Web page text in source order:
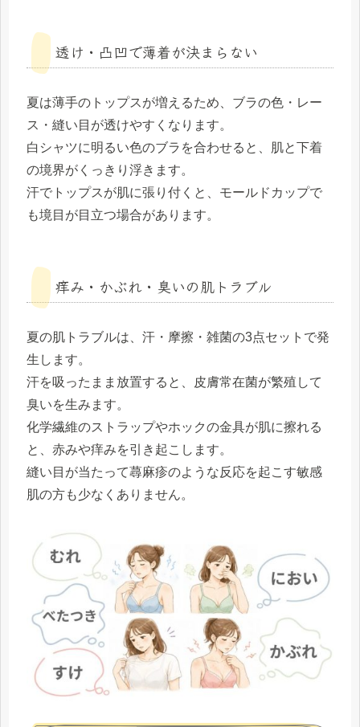
透け・凸凹で薄着が決まらない
夏は薄手のトップスが増えるため、ブラの色・レー
ス・縫い目が透けやすくなります。
白シャツに明るい色のブラを合わせると、肌と下着
の境界がくっきり浮きます。
汗でトップスが肌に張り付くと、モールドカップで
も境目が目立つ場合があります。
痒み・かぶれ・臭いの肌トラブル
夏の肌トラブルは、汗・摩擦・雑菌の3点セットで発
生します。
汗を吸ったまま放置すると、皮膚常在菌が繁殖して
臭いを生みます。
化学繊維のストラップやホックの金具が肌に擦れる
と、赤みや痒みを引き起こします。
縫い目が当たって蕁麻疹のような反応を起こす敏感
肌の方も少なくありません。